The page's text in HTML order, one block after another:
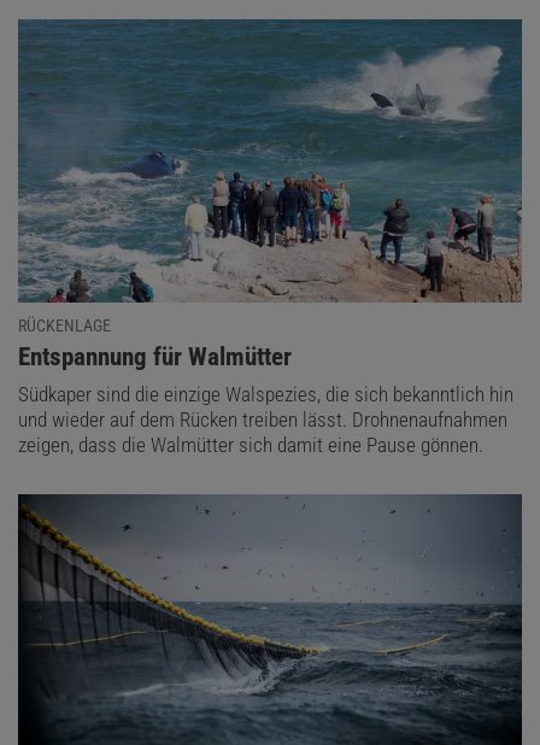
RÜCKENLAGE
:
Entspannung für Walmütter
Südkaper sind die einzige Walspezies, die sich bekanntlich hin
und wieder auf dem Rücken treiben lässt. Drohnenaufnahmen
zeigen, dass die Walmütter sich damit eine Pause gönnen.